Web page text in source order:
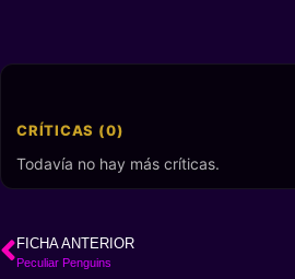
CRÍTICAS (0)
Todavía no hay más críticas.
FICHA ANTERIOR
Peculiar Penguins